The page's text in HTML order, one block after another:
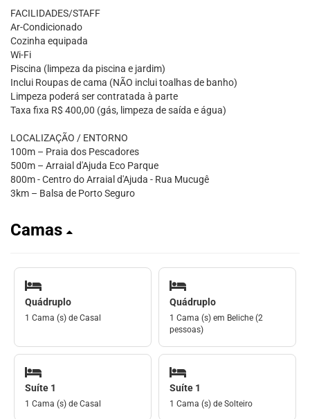
FACILIDADES/STAFF
Ar-Condicionado
Cozinha equipada
Wi-Fi
Piscina (limpeza da piscina e jardim)
Inclui Roupas de cama (NÃO inclui toalhas de banho)
Limpeza poderá ser contratada à parte
Taxa fixa R$ 400,00 (gás, limpeza de saída e água)
LOCALIZAÇÃO / ENTORNO
100m – Praia dos Pescadores
500m – Arraial d'Ajuda Eco Parque
800m - Centro do Arraial d'Ajuda - Rua Mucugê
3km – Balsa de Porto Seguro
Camas
Quádruplo
1 Cama (s) de Casal
Quádruplo
1 Cama (s) em Beliche (2
pessoas)
Suíte 1
1 Cama (s) de Casal
Suíte 1
1 Cama (s) de Solteiro